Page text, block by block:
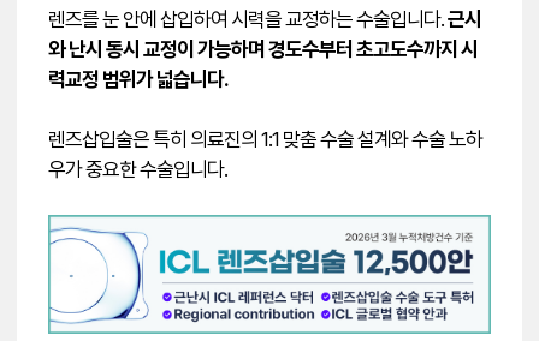
렌즈를 눈 안에 삽입하여 시력을 교정하는 수술입니다.근시
와 난시 동시 교정이 가능하며 경도수부터 초고도수까지 시
력교정 범위가 넓습니다.
렌즈삽입술은 특히 의료진의 1:1 맞춤 수술 설계와 수술 노하
우가 중요한 수술입니다.